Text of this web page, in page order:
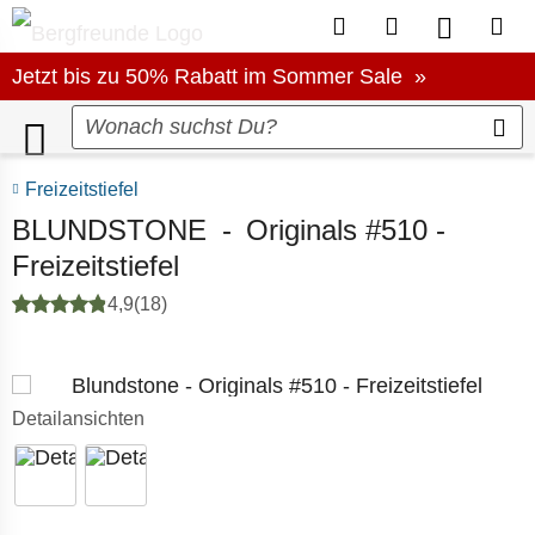
Zum Kundenkonto
Zum Zum
Jetzt bis zu 50% Rabatt im Sommer Sale
Jetzt bis zu 50% Rabatt im Sommer Sale »
Freizeitstiefel
BLUNDSTONE - Originals #510 -
Freizeitstiefel
4,9(18)
Detailansichten